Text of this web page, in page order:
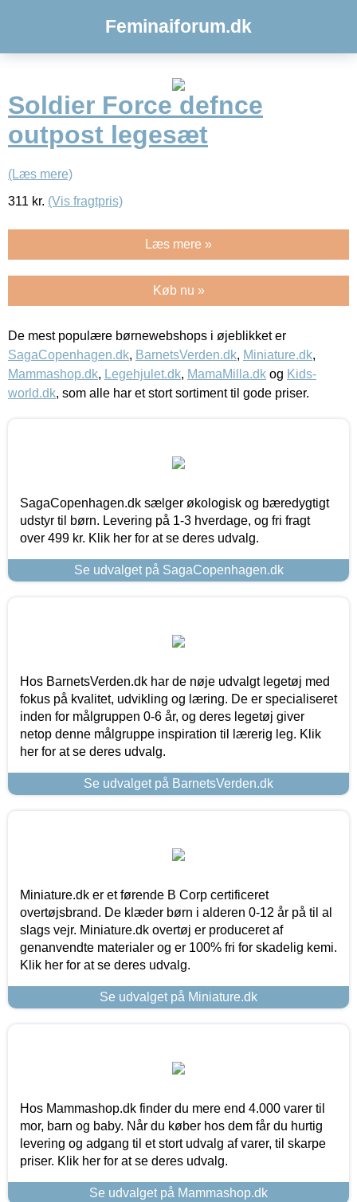
Feminaiforum.dk
Soldier Force defnce
outpost legesæt
(Læs mere)
311 kr. (Vis fragtpris)
Læs mere »
Køb nu »
De mest populære børnewebshops i øjeblikket er
SagaCopenhagen.dk, BarnetsVerden.dk, Miniature.dk,
Mammashop.dk, Legehjulet.dk, MamaMilla.dk og Kids-
world.dk, som alle har et stort sortiment til gode priser.
SagaCopenhagen.dk sælger økologisk og bæredygtigt
udstyr til børn. Levering på 1-3 hverdage, og fri fragt
over 499 kr. Klik her for at se deres udvalg.
Se udvalget på SagaCopenhagen.dk
Hos BarnetsVerden.dk har de nøje udvalgt legetøj med
fokus på kvalitet, udvikling og læring. De er specialiseret
inden for målgruppen 0-6 år, og deres legetøj giver
netop denne målgruppe inspiration til lærerig leg. Klik
her for at se deres udvalg.
Se udvalget på BarnetsVerden.dk
Miniature.dk er et førende B Corp certificeret
overtøjsbrand. De klæder børn i alderen 0-12 år på til al
slags vejr. Miniature.dk overtøj er produceret af
genanvendte materialer og er 100% fri for skadelig kemi.
Klik her for at se deres udvalg.
Se udvalget på Miniature.dk
Hos Mammashop.dk finder du mere end 4.000 varer til
mor, barn og baby. Når du køber hos dem får du hurtig
levering og adgang til et stort udvalg af varer, til skarpe
priser. Klik her for at se deres udvalg.
Se udvalget på Mammashop.dk